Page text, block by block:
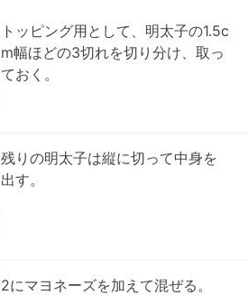
トッピング用として、明太子の1.5c
m幅ほどの3切れを切り分け、取っ
ておく。
残りの明太子は縦に切って中身を
出す。
2にマヨネーズを加えて混ぜる。